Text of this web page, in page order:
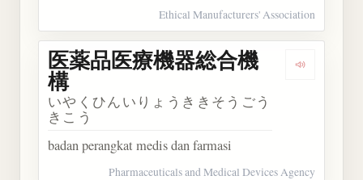
Ethical Manufacturers' Association
Dengarkan
医薬品医療機器総合機
構
いやくひんいりょうききそうごう
きこう
badan perangkat medis dan farmasi
Pharmaceuticals and Medical Devices Agency